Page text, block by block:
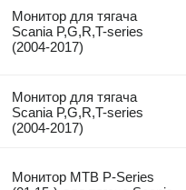
Монитор для тягача
Scania P,G,R,T-series
(2004-2017)
Монитор для тягача
Scania P,G,R,T-series
(2004-2017)
Монитор MTB P-Series